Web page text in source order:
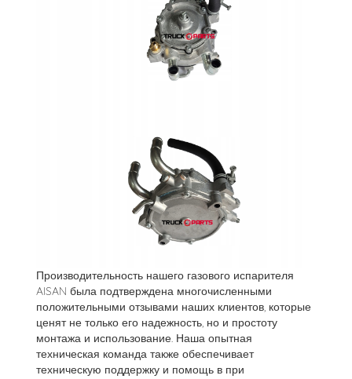
Производительность нашего газового испарителя
AISAN была подтверждена многочисленными
положительными отзывами наших клиентов, которые
ценят не только его надежность, но и простоту
монтажа и использование. Наша опытная
техническая команда также обеспечивает
техническую поддержку и помощь в при